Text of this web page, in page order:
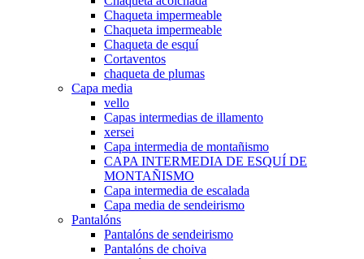
Chaqueta impermeable
Chaqueta impermeable
Chaqueta de esquí
Cortaventos
chaqueta de plumas
Capa media
vello
Capas intermedias de illamento
xersei
Capa intermedia de montañismo
CAPA INTERMEDIA DE ESQUÍ DE
MONTAÑISMO
Capa intermedia de escalada
Capa media de sendeirismo
Pantalóns
Pantalóns de sendeirismo
Pantalóns de choiva